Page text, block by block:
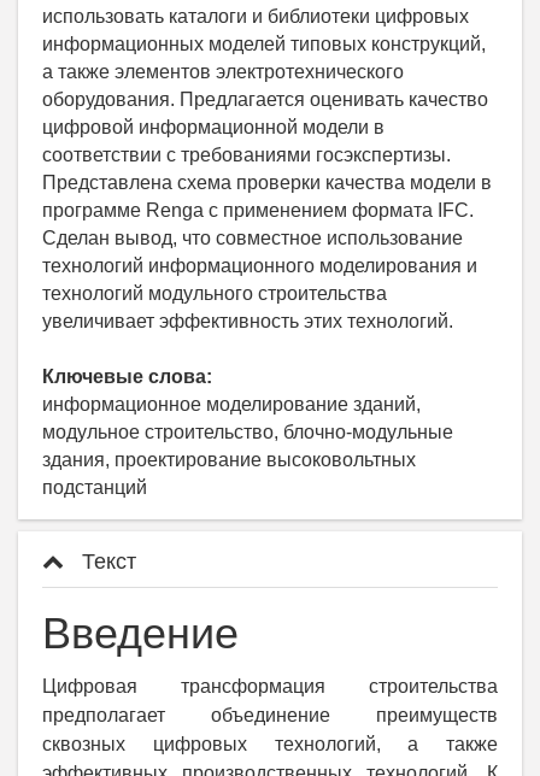
использовать каталоги и библиотеки цифровых
информационных моделей типовых конструкций,
а также элементов электротехнического
оборудования. Предлагается оценивать качество
цифровой информационной модели в
соответствии с требованиями госэкспертизы.
Представлена схема проверки качества модели в
программе Renga с применением формата IFC.
Сделан вывод, что совместное использование
технологий информационного моделирования и
технологий модульного строительства
увеличивает эффективность этих технологий.
Ключевые слова:
информационное моделирование зданий,
модульное строительство, блочно-модульные
здания, проектирование высоковольтных
подстанций
Текст
Введение
Цифровая трансформация строительства
предполагает объединение преимуществ
сквозных цифровых технологий, а также